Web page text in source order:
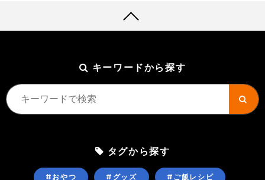
キーワードから探す
タグから探す
#おやつ #グッズ #ご飯レシピ